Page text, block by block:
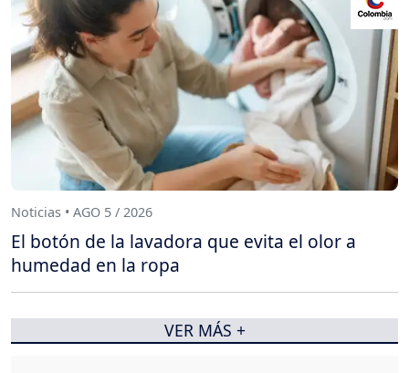
Noticias • AGO 5 / 2026
El botón de la lavadora que evita el olor a
humedad en la ropa
VER MÁS +